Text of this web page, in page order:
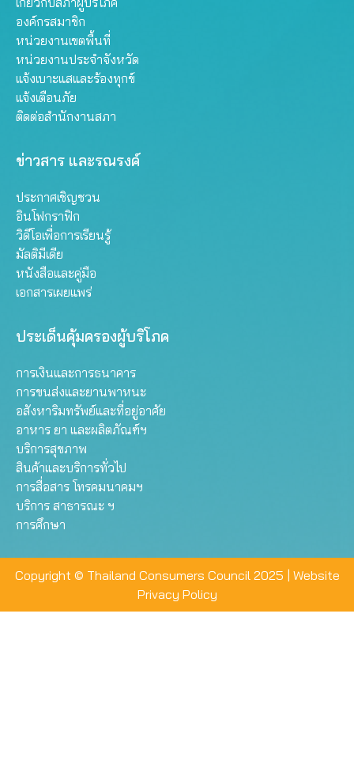
องค์กรสมาชิก
หน่วยงานเขตพื้นที่
หน่วยงานประจำจังหวัด
แจ้งเบาะแสและร้องทุกข์
แจ้งเตือนภัย
ติดต่อสำนักงานสภา
ข่าวสาร และรณรงค์
ประกาศเชิญชวน
อินโฟกราฟิก
วิดีโอเพื่อการเรียนรู้
มัลติมีเดีย
หนังสือและคู่มือ
เอกสารเผยแพร่
ประเด็นคุ้มครองผู้บริโภค
การเงินและการธนาคาร
การขนส่งและยานพาหนะ
อสังหาริมทรัพย์และที่อยู่อาศัย
อาหาร ยา และผลิตภัณฑ์ฯ
บริการสุขภาพ
สินค้าและบริการทั่วไป
การสื่อสาร โทรคมนาคมฯ
บริการ สาธารณะ ฯ
การศึกษา
Copyright © Thailand Consumers Council 2025 | Website
Privacy Policy